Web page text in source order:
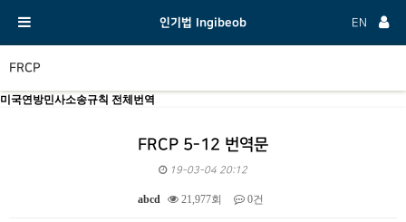
인기법 Ingibeob EN
FRCP
미국연방민사소송규칙 전체번역
FRCP 5-12 번역문
19-03-04 20:12
abcd 21,977회 0건